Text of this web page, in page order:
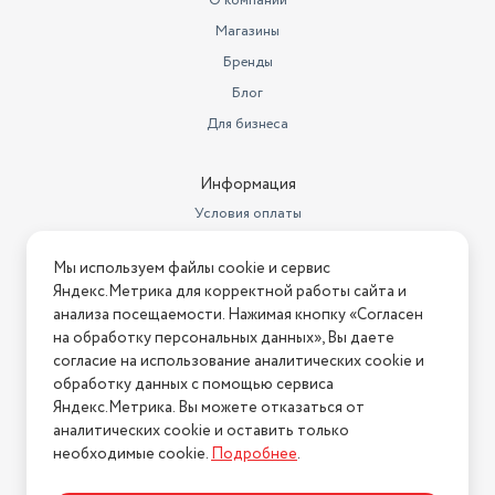
MOJO
бакелит
0,5
Количество сковород в наборе
3 шт.
Диаметр дна сковороды
17.3
Диаметр предмета
22
Тип сковороды
жаровня
Высота борта сковороды
6
Длина товара в упаковке, в
метрах
0.28
Магазины
Бренды
Блог
Для бизнеса
Информация
Условия оплаты
Условия возврата
Нашли ошибку на сайте? Напишите нам
2026 © Интернет-магазин "АстМаркет". У нас есть всё!
Политика конфиденциальности
Мы используем файлы cookie и сервис
Яндекс.Метрика для корректной работы сайта и
анализа посещаемости. Нажимая кнопку «Согласен
на обработку персональных данных», Вы даете
согласие на использование аналитических cookie и
обработку данных с помощью сервиса
Яндекс.Метрика. Вы можете отказаться от
аналитических cookie и оставить только
необходимые cookie.Подробнее.